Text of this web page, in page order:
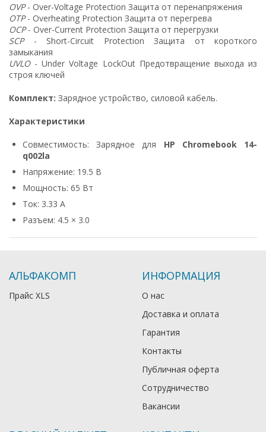
OVP- Over-Voltage Protection Защита от перенапряжения
OTP- Overheating Protection Защита от перегрева
OCP- Over-Current Protection Защита от перегрузки
SCP- Short-Circuit Protection Защита от короткого
замыкания
UVLO- Under Voltage LockOut Предотвращение выхода из
строя ключей
Комплект: Зарядное устройство, силовой кабель.
Характеристики
Совместимость: Зарядное для HP Chromebook 14-
q002la
Напряжение: 19.5 В
Мощность: 65 Вт
Ток: 3.33 А
Разъем: 4.5 × 3.0
АЛЬФАКОМП
Прайс XLS
ИНФОРМАЦИЯ
О нас
Доставка и оплата
Гарантия
Контакты
Публичная оферта
Сотрудничество
Вакансии